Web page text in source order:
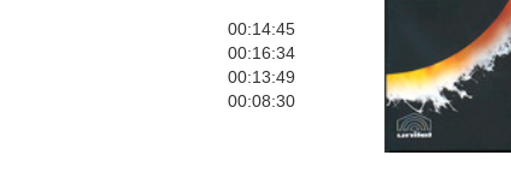
00:14:45
00:16:34
00:13:49
00:08:30